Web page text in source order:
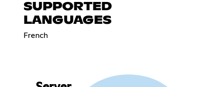
SUPPORTED
LANGUAGES
French